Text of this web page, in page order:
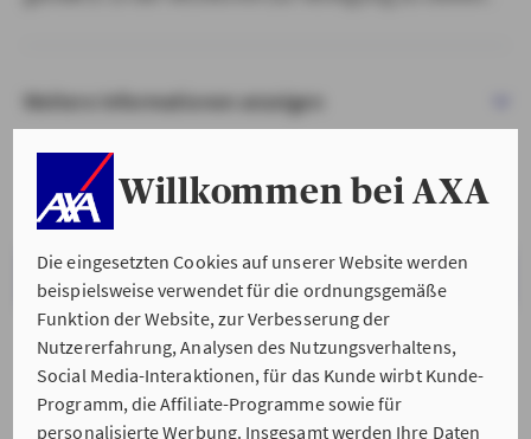
Willkommen bei AXA
Die eingesetzten Cookies auf unserer Website werden
beispielsweise verwendet für die ordnungsgemäße
Funktion der Website, zur Verbesserung der
Nutzererfahrung, Analysen des Nutzungsverhaltens,
Social Media-Interaktionen, für das Kunde wirbt Kunde-
Programm, die Affiliate-Programme sowie für
personalisierte Werbung. Insgesamt werden Ihre Daten
Weitere Informationen anzeigen
VERSTANDEN & WEITER